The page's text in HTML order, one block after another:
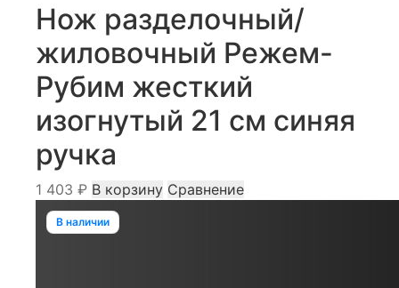
Нож разделочный/
жиловочный Режем-
Рубим жесткий
изогнутый 21 см синяя
ручка
1 403 ₽ В корзину Сравнение
В наличии